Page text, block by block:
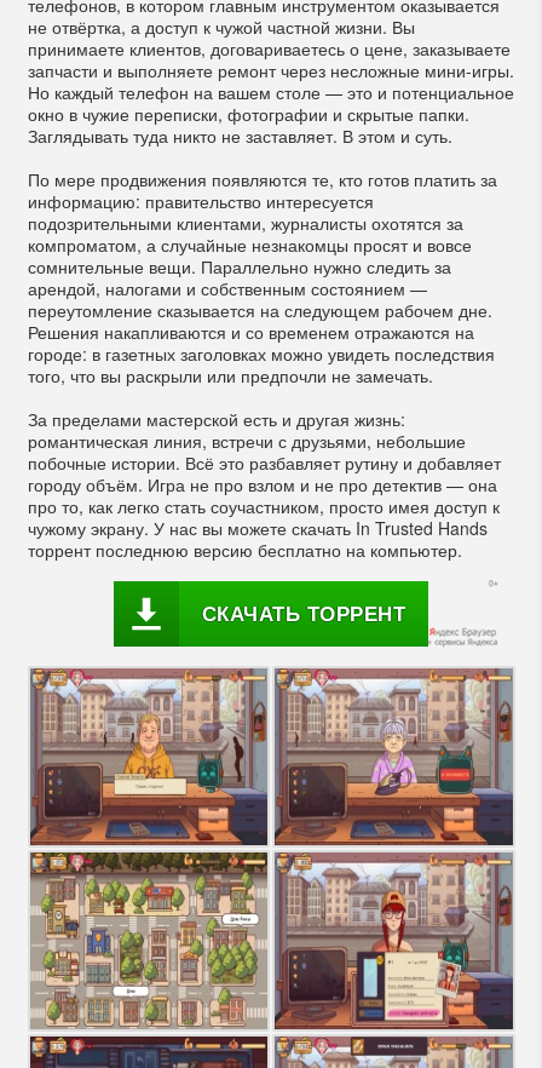
телефонов, в котором главным инструментом оказывается
не отвёртка, а доступ к чужой частной жизни. Вы
принимаете клиентов, договариваетесь о цене, заказываете
запчасти и выполняете ремонт через несложные мини-игры.
Но каждый телефон на вашем столе — это и потенциальное
окно в чужие переписки, фотографии и скрытые папки.
Заглядывать туда никто не заставляет. В этом и суть.
По мере продвижения появляются те, кто готов платить за
информацию: правительство интересуется
подозрительными клиентами, журналисты охотятся за
компроматом, а случайные незнакомцы просят и вовсе
сомнительные вещи. Параллельно нужно следить за
арендой, налогами и собственным состоянием —
переутомление сказывается на следующем рабочем дне.
Решения накапливаются и со временем отражаются на
городе: в газетных заголовках можно увидеть последствия
того, что вы раскрыли или предпочли не замечать.
За пределами мастерской есть и другая жизнь:
романтическая линия, встречи с друзьями, небольшие
побочные истории. Всё это разбавляет рутину и добавляет
городу объём. Игра не про взлом и не про детектив — она
про то, как легко стать соучастником, просто имея доступ к
чужому экрану. У нас вы можете скачать In Trusted Hands
торрент последнюю версию бесплатно на компьютер.
СКАЧАТЬ ТОРРЕНТ